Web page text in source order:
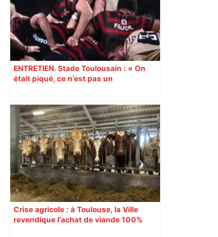
ENTRETIEN. Stade Toulousain : « On
était piqué, ce n’est pas un
Crise agricole : à Toulouse, la Ville
revendique l’achat de viande 100%